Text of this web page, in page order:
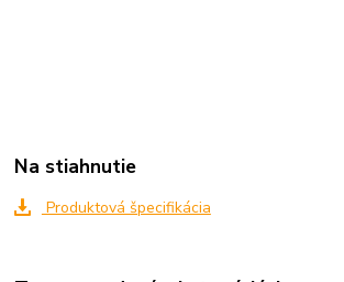
Na stiahnutie
Produktová špecifikácia